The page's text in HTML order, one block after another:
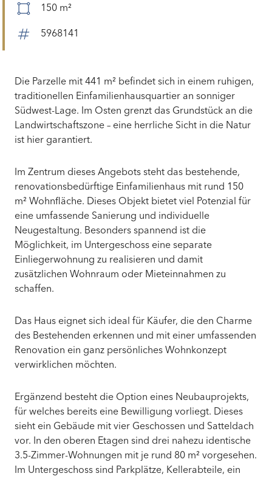
150 m²
5968141
Die Parzelle mit 441 m² befindet sich in einem ruhigen,
traditionellen Einfamilienhausquartier an sonniger
Südwest-Lage. Im Osten grenzt das Grundstück an die
Landwirtschaftszone – eine herrliche Sicht in die Natur
ist hier garantiert.
Im Zentrum dieses Angebots steht das bestehende,
renovationsbedürftige Einfamilienhaus mit rund 150
m² Wohnfläche. Dieses Objekt bietet viel Potenzial für
eine umfassende Sanierung und individuelle
Neugestaltung. Besonders spannend ist die
Möglichkeit, im Untergeschoss eine separate
Einliegerwohnung zu realisieren und damit
zusätzlichen Wohnraum oder Mieteinnahmen zu
schaffen.
Das Haus eignet sich ideal für Käufer, die den Charme
des Bestehenden erkennen und mit einer umfassenden
Renovation ein ganz persönliches Wohnkonzept
verwirklichen möchten.
Ergänzend besteht die Option eines Neubauprojekts,
für welches bereits eine Bewilligung vorliegt. Dieses
sieht ein Gebäude mit vier Geschossen und Satteldach
vor. In den oberen Etagen sind drei nahezu identische
3.5-Zimmer-Wohnungen mit je rund 80 m² vorgesehen.
Im Untergeschoss sind Parkplätze, Kellerabteile, ein